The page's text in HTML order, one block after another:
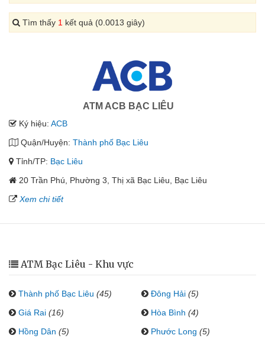
Tìm thấy 1 kết quả (0.0013 giây)
ATM ACB BẠC LIÊU
Ký hiệu: ACB
Quận/Huyện: Thành phố Bạc Liêu
Tỉnh/TP: Bạc Liêu
20 Trần Phú, Phường 3, Thị xã Bạc Liêu, Bạc Liêu
Xem chi tiết
ATM Bạc Liêu - Khu vực
Thành phố Bạc Liêu (45) Đông Hải (5)
Giá Rai (16) Hòa Bình (4)
Hồng Dân (5) Phước Long (5)